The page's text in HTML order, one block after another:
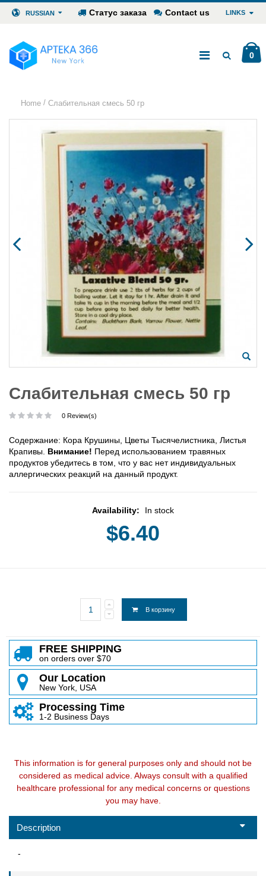
RUSSIAN Статус заказа Contact us LINKS
0
Home / Слабительная смесь 50 гр
Слабительная смесь 50 гр
0 Review(s)
Содержание: Кора Крушины, Цветы Тысячелистника, Листья
Крапивы. Внимание! Перед использованием травяных
продуктов убедитесь в том, что у вас нет индивидуальных
аллергических реакций на данный продукт.
Availability: In stock
$6.40
В корзину
FREE SHIPPING
on orders over $70
Our Location
New York, USA
Processing Time
1-2 Business Days
This information is for general purposes only and should not be
considered as medical advice. Always consult with a qualified
healthcare professional for any medical concerns or questions
you may have.
Description
-